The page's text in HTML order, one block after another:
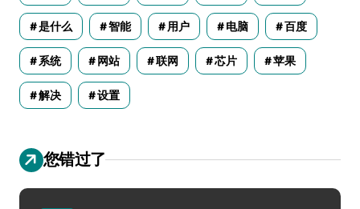
是什么 智能 用户 电脑 百度
系统 网站 联网 芯片 苹果
解决 设置
您错过了